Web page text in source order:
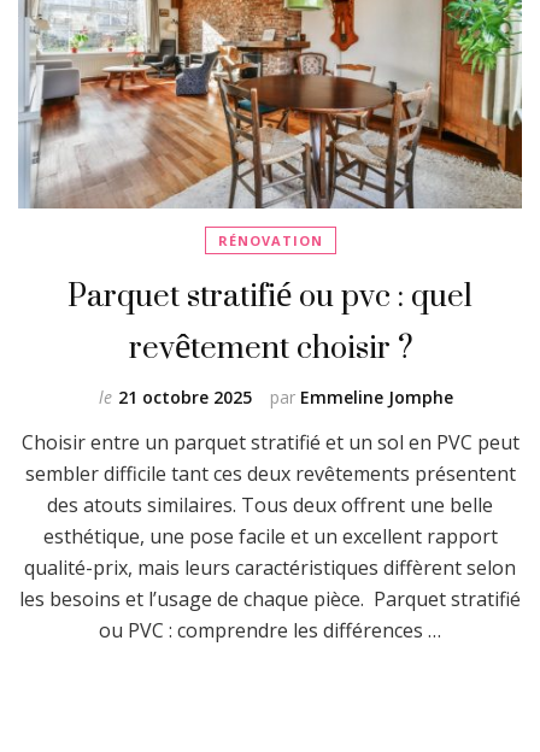
RÉNOVATION
Parquet stratifié ou pvc : quel
revêtement choisir ?
par Emmeline Jomphe
le 21 octobre 2025
Choisir entre un parquet stratifié et un sol en PVC peut
sembler difficile tant ces deux revêtements présentent
des atouts similaires. Tous deux offrent une belle
esthétique, une pose facile et un excellent rapport
qualité-prix, mais leurs caractéristiques diffèrent selon
les besoins et l’usage de chaque pièce. Parquet stratifié
ou PVC : comprendre les différences …